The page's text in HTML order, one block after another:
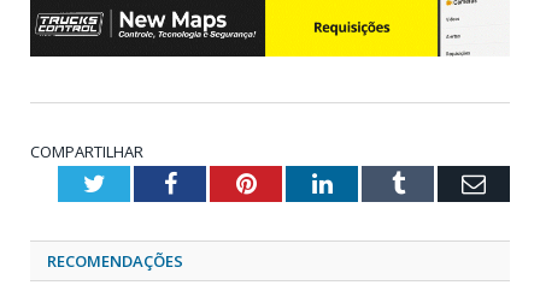
COMPARTILHAR
TwitterFacebookPinterestLinkedInTumblr
RECOMENDAÇÕES